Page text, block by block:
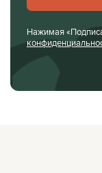
Нажимая